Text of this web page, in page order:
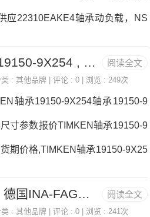
应22310EAKE4轴承动负载，NS
轴承尺寸参数以及图
阅读全文
TIMKEN轴承 19150-9X254 , 19150-9X254 尺寸参数报价
类 :其他品牌 | 评论 : 0 | 浏览 : 249次
轴承19150-9X254轴承19150-9
寸参数报价TIMKEN轴承19150-9
期价格,TIMKEN轴承19150-9X25
阅读全文
6215-C-2HRS 德国INA-FAG轴承 Elobau 102190PGA 接近开关
类 :其他品牌 | 评论 : 0 | 浏览 : 241次